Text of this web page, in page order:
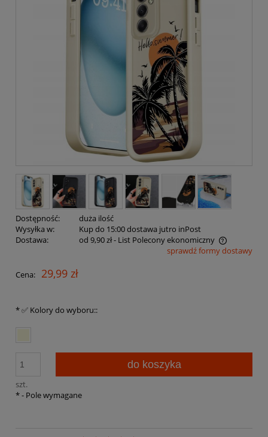
Dostępność:
duża ilość
Wysyłka w:
Kup do 15:00 dostawa jutro inPost
Dostawa:
od 9,90 zł- List Polecony ekonomiczny
Cena nie zawiera ewentualnych kosztów płatnościsprawdź formy dostawy
Cena: 29,99 zł
*✅ Kolory do wyboru::
szt.
do koszyka
*- Pole wymagane